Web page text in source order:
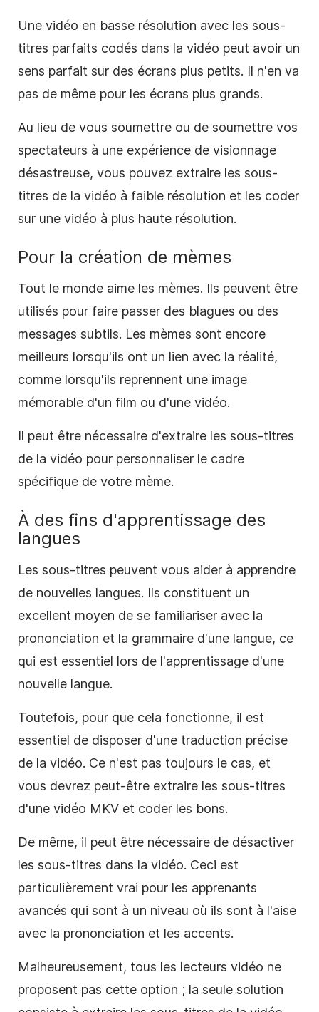
Une vidéo en basse résolution avec les sous-
titres parfaits codés dans la vidéo peut avoir un
sens parfait sur des écrans plus petits. Il n'en va
pas de même pour les écrans plus grands.
Au lieu de vous soumettre ou de soumettre vos
spectateurs à une expérience de visionnage
désastreuse, vous pouvez extraire les sous-
titres de la vidéo à faible résolution et les coder
sur une vidéo à plus haute résolution.
Pour la création de mèmes
Tout le monde aime les mèmes. Ils peuvent être
utilisés pour faire passer des blagues ou des
messages subtils. Les mèmes sont encore
meilleurs lorsqu'ils ont un lien avec la réalité,
comme lorsqu'ils reprennent une image
mémorable d'un film ou d'une vidéo.
Il peut être nécessaire d'extraire les sous-titres
de la vidéo pour personnaliser le cadre
spécifique de votre mème.
À des fins d'apprentissage des
langues
Les sous-titres peuvent vous aider à apprendre
de nouvelles langues. Ils constituent un
excellent moyen de se familiariser avec la
prononciation et la grammaire d'une langue, ce
qui est essentiel lors de l'apprentissage d'une
nouvelle langue.
Toutefois, pour que cela fonctionne, il est
essentiel de disposer d'une traduction précise
de la vidéo. Ce n'est pas toujours le cas, et
vous devrez peut-être extraire les sous-titres
d'une vidéo MKV et coder les bons.
De même, il peut être nécessaire de désactiver
les sous-titres dans la vidéo. Ceci est
particulièrement vrai pour les apprenants
avancés qui sont à un niveau où ils sont à l'aise
avec la prononciation et les accents.
Malheureusement, tous les lecteurs vidéo ne
proposent pas cette option ; la seule solution